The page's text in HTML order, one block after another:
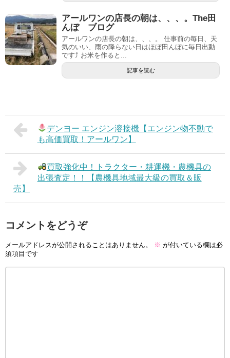
アールワンの店長の朝は、、、。The田
んぼ ブログ
アールワンの店長の朝は、、、。 仕事前の毎日、天
気のいい、雨の降らない日はほぼ田んぼに毎日出動
です⤴ お米を作ると...
記事を読む
デンヨー エンジン溶接機【エンジン物不動で
も高価買取！アールワン】
買取強化中！トラクター・耕運機・農機具の
出張査定！！【農機具地域最大級の買取＆販
売】
コメントをどうぞ
メールアドレスが公開されることはありません。 ※ が付いている欄は必
須項目です